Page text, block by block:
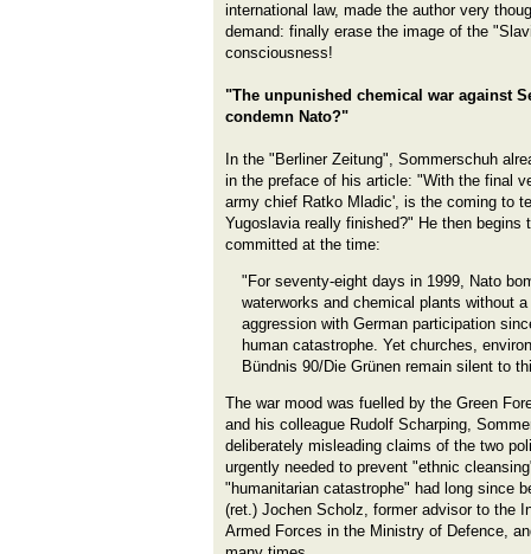
international law, made the author very
demand: finally erase the image of the
consciousness!
"The unpunished chemical war against
condemn Nato?"
In the "Berliner Zeitung", Sommerschuh
in the preface of his article: "With the final
army chief Ratko Mladic', is the coming to
Yugoslavia really finished?" He then begins
committed at the time:
"For seventy-eight days in 1999, Nato
waterworks and chemical plants without
aggression with German participation
human catastrophe. Yet churches,
Bündnis 90/Die Grünen remain silent to
The war mood was fuelled by the Green
and his colleague Rudolf Scharping,
deliberately misleading claims of the two
urgently needed to prevent "ethnic
"humanitarian catastrophe" had long since
(ret.) Jochen Scholz, former advisor to the
Armed Forces in the Ministry of Defence,